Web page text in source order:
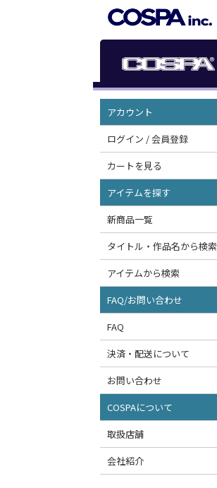
アカウント
ログイン / 会員登録
カートを見る
アイテムを探す
新商品一覧
タイトル・作品名から検索
アイテムから検索
FAQ/お問い合わせ
FAQ
決済・配送について
お問い合わせ
COSPAについて
取扱店舗
会社紹介